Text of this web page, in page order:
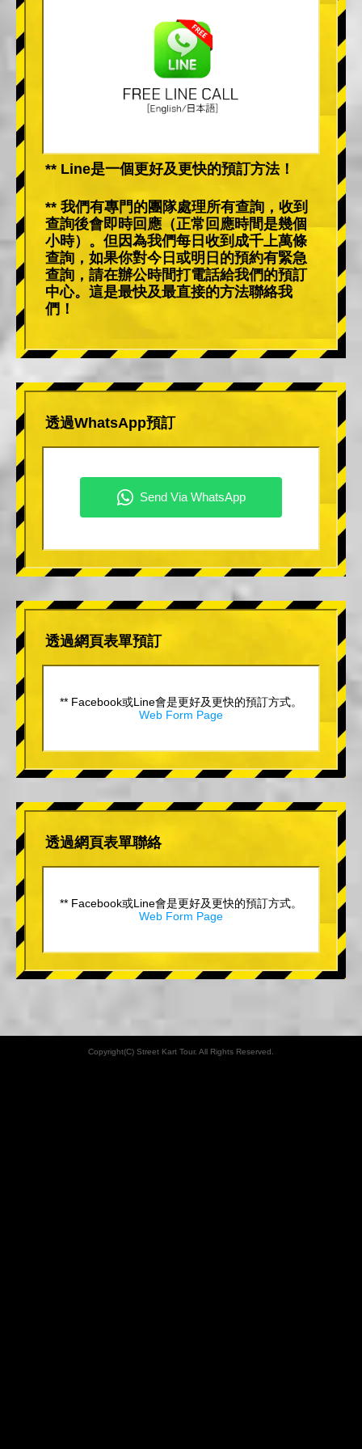
** Line是一個更好及更快的預訂方法！
** 我們有專門的團隊處理所有查詢，收到
查詢後會即時回應（正常回應時間是幾個
小時）。但因為我們每日收到成千上萬條
查詢，如果你對今日或明日的預約有緊急
查詢，請在辦公時間打電話給我們的預訂
中心。這是最快及最直接的方法聯絡我
們！
透過WhatsApp預訂
透過網頁表單預訂
** Facebook或Line會是更好及更快的預訂方式。
Web Form Page
透過網頁表單聯絡
** Facebook或Line會是更好及更快的預訂方式。
Web Form Page
Copyright(C) Street Kart Tour. All Rights Reserved.